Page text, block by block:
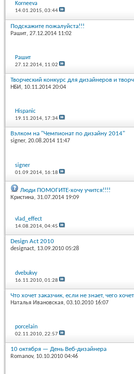
Korneeva
14.01.2015,03:44
Подскажите пожалуйста!!!
Рашит, 27.12.2014 11:02
Рашит
27.12.2014, 11:02
Творческий конкурс для дизайнеров и
НБИ , 10.11.2014 20:04
Hispanic
19.11.2014, 17:34
Вэлком на "Чемпионат по дизайну 2014"
signer, 20.08.2014 11:47
signer
01.09.2014, 16:18
Люди ПОМОГИТЕ-хочу учится!!!!
Кристина, 31.07.2014 19:09
vlad_effect
14.08.2014,04:45
Design Act 2010
designact, 13.09.2010 05:28
dvebukvy
16.11.2010,01:28
Что хочет заказчик, если не знает, чего хочет
Наталья Ивановская, 03.10.2010 16:07
porcelain
02.11.2010,22:57
10 октября — День Веб-дизайнера
Romanov, 10.10.2010 04:46